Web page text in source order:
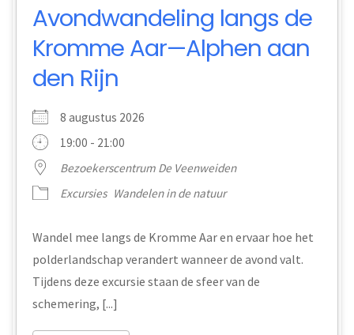
Avondwandeling langs de
Kromme Aar—Alphen aan
den Rijn
8 augustus 2026
19:00 - 21:00
Bezoekerscentrum De Veenweiden
Excursies Wandelen in de natuur
Wandel mee langs de Kromme Aar en ervaar hoe het
polderlandschap verandert wanneer de avond valt.
Tijdens deze excursie staan de sfeer van de
schemering, [...]